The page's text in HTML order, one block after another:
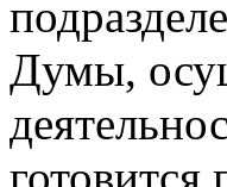
Думы,